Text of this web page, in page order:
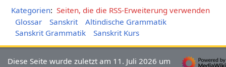
Kategorien: Seiten, die die RSS-Erweiterung verwenden
Glossar
Sanskrit
Altindische Grammatik
Sanskrit Grammatik
Sanskrit Kurs
Diese Seite wurde zuletzt am 11. Juli 2026 um